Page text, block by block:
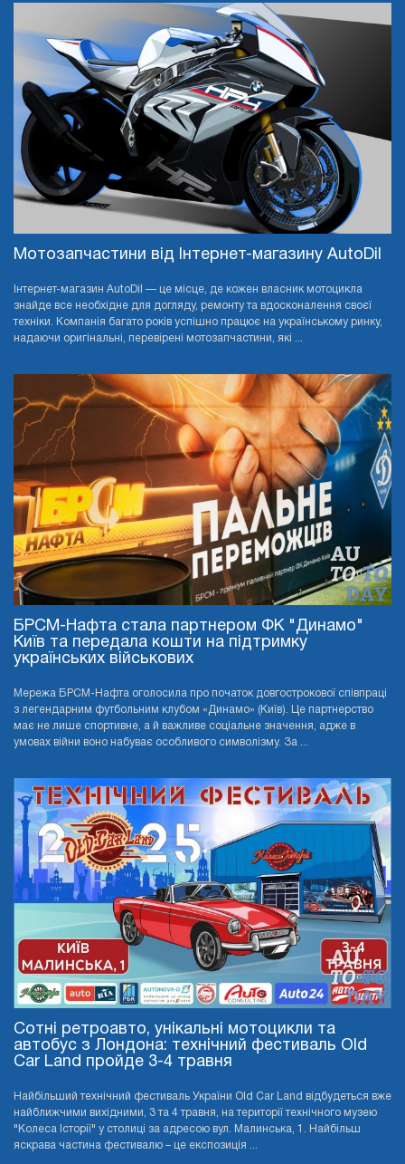
Мотозапчастини від Інтернет-магазину AutoDil
Інтернет-магазин AutoDil — це місце, де кожен власник мотоцикла
знайде все необхідне для догляду, ремонту та вдосконалення своєї
техніки. Компанія багато років успішно працює на українському ринку,
надаючи оригінальні, перевірені мотозапчастини, які ...
БРСМ-Нафта стала партнером ФК "Динамо"
Київ та передала кошти на підтримку
українських військових
Мережа БРСМ-Нафта оголосила про початок довгострокової співпраці
з легендарним футбольним клубом «Динамо» (Київ). Це партнерство
має не лише спортивне, а й важливе соціальне значення, адже в
умовах війни воно набуває особливого символізму. За ...
Сотні ретроавто, унікальні мотоцикли та
автобус з Лондона: технічний фестиваль Old
Car Land пройде 3-4 травня
Найбільший технічний фестиваль України Old Car Land відбудеться вже
найближчими вихідними, 3 та 4 травня, на території технічного музею
"Колеса Історії" у столиці за адресою вул. Малинська, 1. Найбільш
яскрава частина фестивалю – це експозиція ...